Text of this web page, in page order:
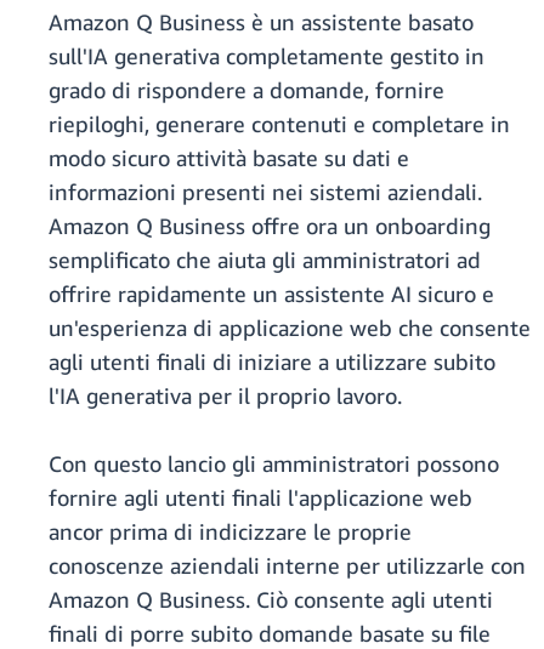
Amazon Q Business è un assistente basato
sull'IA generativa completamente gestito in
grado di rispondere a domande, fornire
riepiloghi, generare contenuti e completare in
modo sicuro attività basate su dati e
informazioni presenti nei sistemi aziendali.
Amazon Q Business offre ora un onboarding
semplificato che aiuta gli amministratori ad
offrire rapidamente un assistente AI sicuro e
un'esperienza di applicazione web che consente
agli utenti finali di iniziare a utilizzare subito
l'IA generativa per il proprio lavoro.
Con questo lancio gli amministratori possono
fornire agli utenti finali l'applicazione web
ancor prima di indicizzare le proprie
conoscenze aziendali interne per utilizzarle con
Amazon Q Business. Ciò consente agli utenti
finali di porre subito domande basate su file